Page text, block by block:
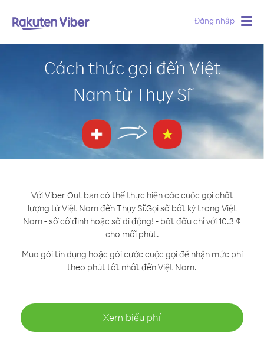
Đăng nhập
Cách thức gọi đến Việt
Nam từ Thụy Sĩ
Với Viber Out bạn có thể thực hiện các cuộc gọi chất
lượng từ Việt Nam đến Thụy Sĩ.Gọi số bất kỳ trong Việt
Nam - số cố định hoặc số di động! - bắt đầu chỉ với 10.3 ¢
cho mỗi phút.
Mua gói tín dụng hoặc gói cước cuộc gọi để nhận mức phí
theo phút tốt nhất đến Việt Nam.
Xem biểu phí